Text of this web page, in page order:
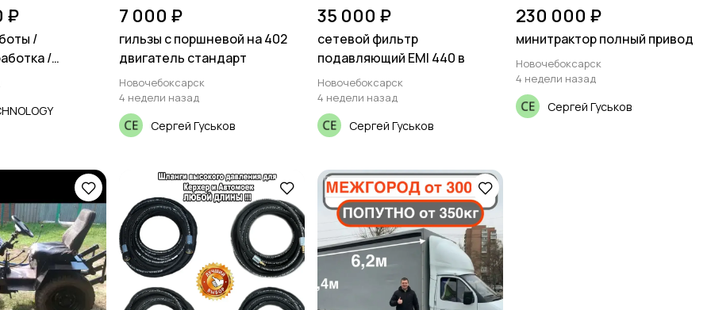
₽
/
/
7 000 ₽
гильзы с поршневой на 402
двигатель стандарт
Новочебоксарск
4 недели назад
Сергей Гуськов
35 000 ₽
сетевой фильтр
подавляющий EMI 440 в
Новочебоксарск
4 недели назад
Сергей Гуськов
230 000 ₽
минитрактор полный привод
Новочебоксарск
4 недели назад
Сергей Гуськов